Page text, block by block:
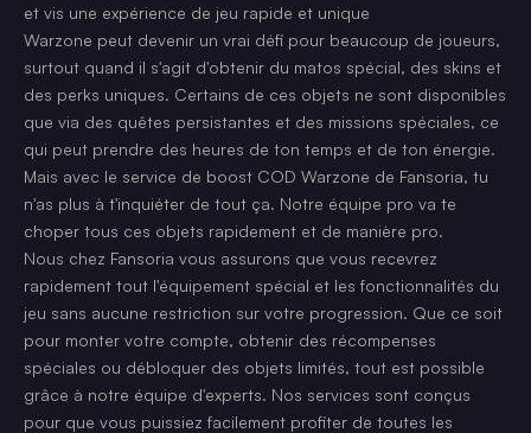
et vis une expérience de jeu rapide et unique
Warzone peut devenir un vrai défi pour beaucoup de joueurs,
surtout quand il s'agit d'obtenir du matos spécial, des skins et
des perks uniques. Certains de ces objets ne sont disponibles
que via des quêtes persistantes et des missions spéciales, ce
qui peut prendre des heures de ton temps et de ton énergie.
Mais avec le service de boost COD Warzone de Fansoria, tu
n'as plus à t'inquiéter de tout ça. Notre équipe pro va te
choper tous ces objets rapidement et de manière pro.
Nous chez Fansoria vous assurons que vous recevrez
rapidement tout l'équipement spécial et les fonctionnalités du
jeu sans aucune restriction sur votre progression. Que ce soit
pour monter votre compte, obtenir des récompenses
spéciales ou débloquer des objets limités, tout est possible
grâce à notre équipe d'experts. Nos services sont conçus
pour que vous puissiez facilement profiter de toutes les